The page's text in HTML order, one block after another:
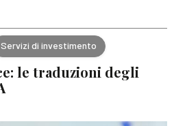
Servizi di investimento
le traduzioni degli